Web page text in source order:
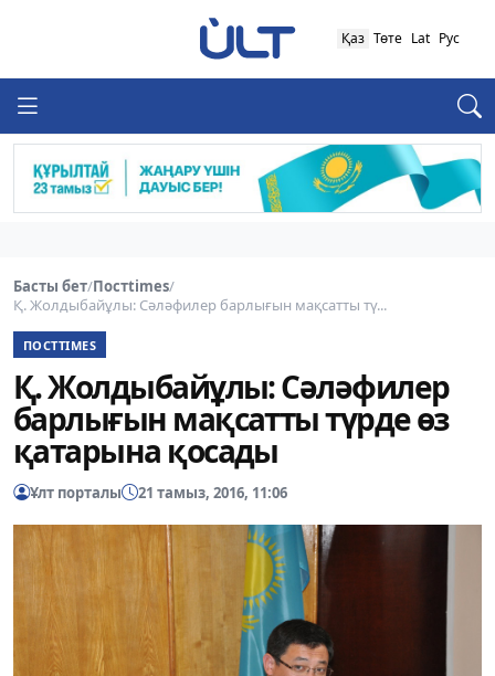
Қаз Төте Lat Рус
Басты бет/Постtimes/
Қ. Жолдыбайұлы: Сәләфилер барлығын мақсатты тү...
ПОСТTIMES
Қ. Жолдыбайұлы: Сәләфилер
барлығын мақсатты түрде өз
қатарына қосады
Ұлт порталы 21 тамыз, 2016, 11:06